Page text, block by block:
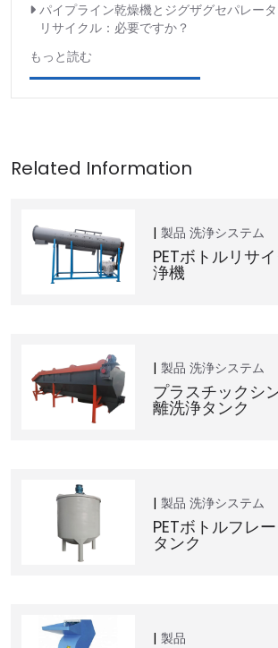
パイプライン乾燥機とジグザグセパレー
リサイクル：必要ですか？
もっと読む
製品 洗浄システム
PETボトルリサ
浄機
製品 洗浄システム
プラスチックシ
離洗浄タンク
製品 洗浄システム
PETボトルフレ
タンク
製品